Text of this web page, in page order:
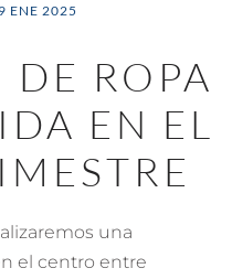
9 ENE 2025
ROPA
EN EL
una
el centro entre